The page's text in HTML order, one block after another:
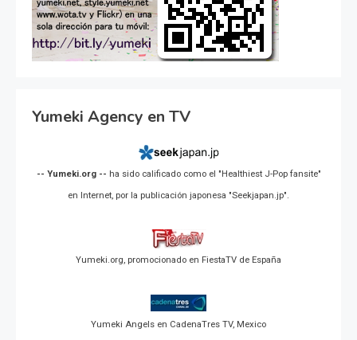
Yumeki Agency en TV
-- Yumeki.org -- ha sido calificado como el "Healthiest J-Pop fansite"
en Internet, por la publicación japonesa "Seekjapan.jp".
Yumeki.org, promocionado en FiestaTV de España
Yumeki Angels en CadenaTres TV, Mexico